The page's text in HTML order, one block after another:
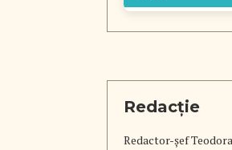
Redacție
Redactor-șef